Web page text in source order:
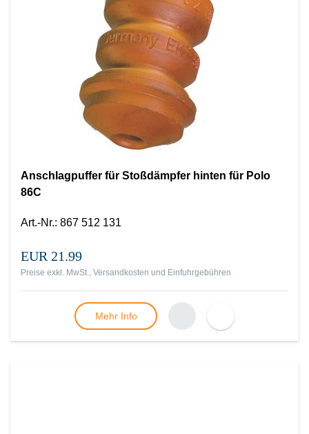
Anschlagpuffer für Stoßdämpfer hinten für Polo
86C
Art.-Nr.: 867 512 131
EUR 21.99
Preise exkl. MwSt., Versandkosten und Einfuhrgebühren
Mehr Info